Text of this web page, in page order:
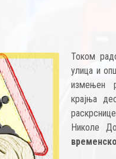
Током
улица и
измењен
крајња
Николе